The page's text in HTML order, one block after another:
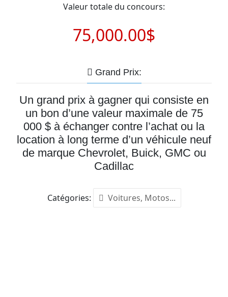
Valeur totale du concours:
75,000.00$
Grand Prix:
Un grand prix à gagner qui consiste en
un bon d’une valeur maximale de 75
000 $ à échanger contre l’achat ou la
location à long terme d’un véhicule neuf
de marque Chevrolet, Buick, GMC ou
Cadillac
Catégories: Voitures, Motos...